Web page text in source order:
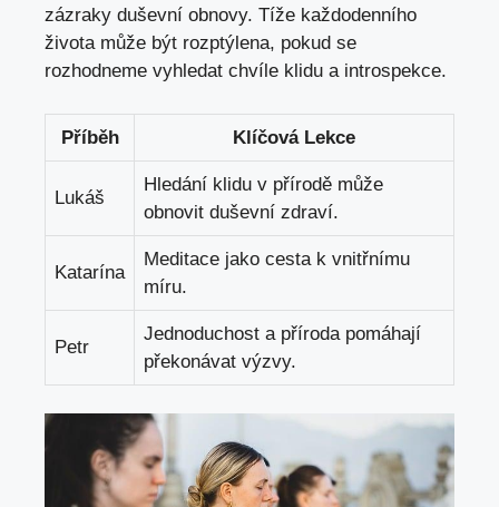
zázraky duševní obnovy. Tíže každodenního
života může být rozptýlena, pokud se
rozhodneme vyhledat chvíle klidu a introspekce.
Příběh Klíčová Lekce
Lukáš
Hledání klidu v přírodě může
obnovit duševní zdraví.
Katarína
Meditace jako cesta k vnitřnímu
míru.
Petr
Jednoduchost ‍a příroda pomáhají
překonávat výzvy.